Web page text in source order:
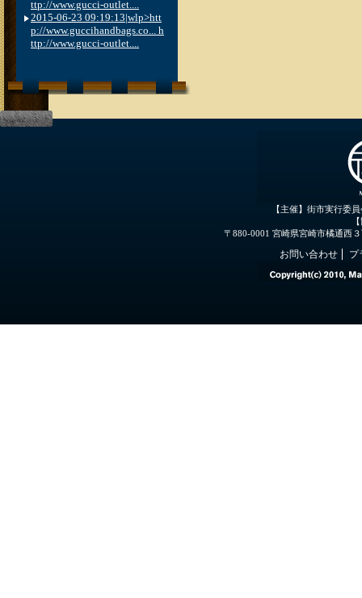
ttp://www.gucci-outlet....
2015-06-23 09:19:13|wlp>htt
p://www.guccihandbags.co... h
ttp://www.gucci-outlet....
【主催】街市実行委
〒880-0001 宮崎県宮崎市橘通西
お問い合わせ プ